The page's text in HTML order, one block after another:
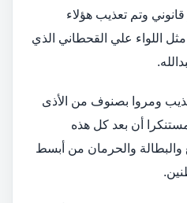
وتم تعذيب هؤلاء
اللواء علي القحطاني الذي
ومروا بصنوف من الأذى
أن بعد كل هذه
والبطالة والحرمان من أبسط